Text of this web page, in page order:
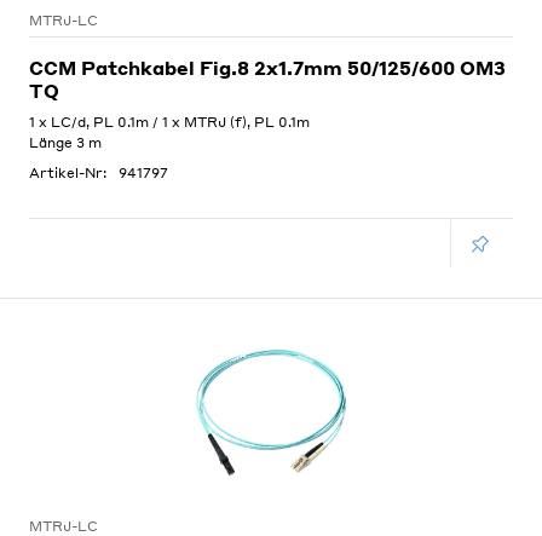
MTRJ-LC
CCM Patchkabel Fig.8 2x1.7mm 50/125/600 OM3
TQ
1 x LC/d, PL 0.1m / 1 x MTRJ (f), PL 0.1m
Länge 3 m
Artikel-Nr:
941797
MTRJ-LC